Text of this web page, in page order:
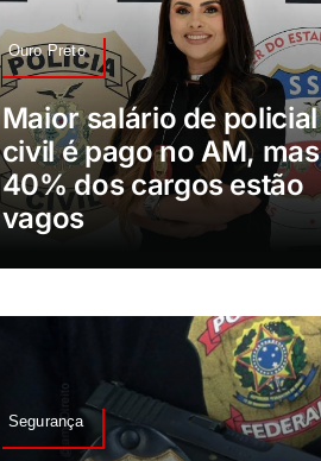
Ouro Preto
Maior salário de policial
civil é pago no AM, mas
40% dos cargos estão
vagos
Segurança